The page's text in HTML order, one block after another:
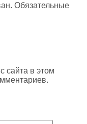
Обязательные
сайта в этом